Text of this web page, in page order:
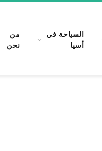
السياحة في
أسيا
من
نحن